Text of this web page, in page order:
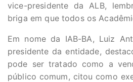
vice-presidente da ALB,
briga em que todos os
Em nome da IAB-BA, Luiz
presidente da entidade,
pode ser tratado como a
público comum, citou como